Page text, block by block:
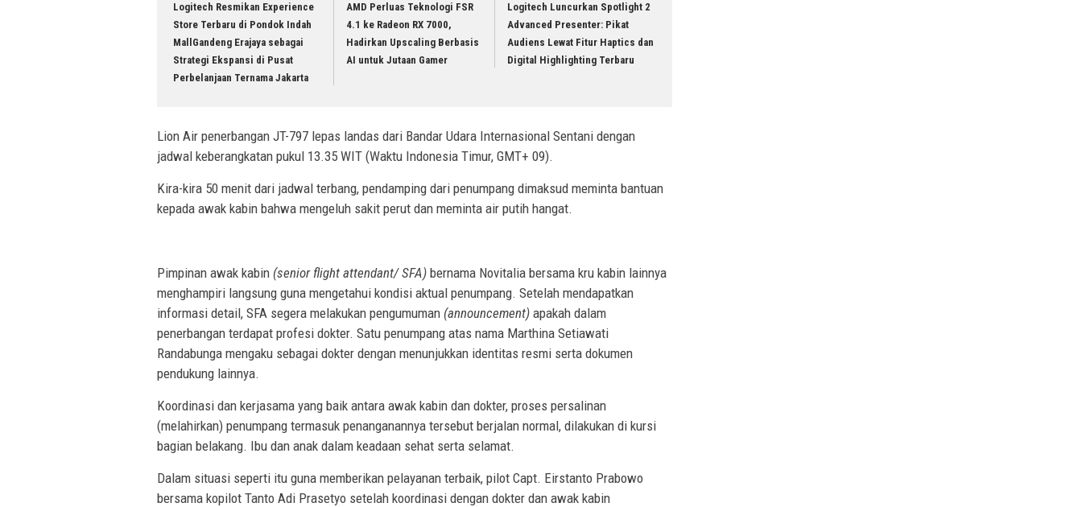
Logitech Resmikan Experience
Store Terbaru di Pondok Indah
MallGandeng Erajaya sebagai
Strategi Ekspansi di Pusat
Perbelanjaan Ternama Jakarta
AMD Perluas Teknologi FSR
4.1 ke Radeon RX 7000,
Hadirkan Upscaling Berbasis
AI untuk Jutaan Gamer
Logitech Luncurkan Spotlight 2
Advanced Presenter: Pikat
Audiens Lewat Fitur Haptics dan
Digital Highlighting Terbaru
Lion Air penerbangan JT-797 lepas landas dari Bandar Udara Internasional Sentani dengan
jadwal keberangkatan pukul 13.35 WIT (Waktu Indonesia Timur, GMT+ 09).
Kira-kira 50 menit dari jadwal terbang, pendamping dari penumpang dimaksud meminta bantuan
kepada awak kabin bahwa mengeluh sakit perut dan meminta air putih hangat.
Pimpinan awak kabin (senior flight attendant/ SFA) bernama Novitalia bersama kru kabin lainnya
menghampiri langsung guna mengetahui kondisi aktual penumpang. Setelah mendapatkan
informasi detail, SFA segera melakukan pengumuman (announcement) apakah dalam
penerbangan terdapat profesi dokter. Satu penumpang atas nama Marthina Setiawati
Randabunga mengaku sebagai dokter dengan menunjukkan identitas resmi serta dokumen
pendukung lainnya.
Koordinasi dan kerjasama yang baik antara awak kabin dan dokter, proses persalinan
(melahirkan) penumpang termasuk penanganannya tersebut berjalan normal, dilakukan di kursi
bagian belakang. Ibu dan anak dalam keadaan sehat serta selamat.
Dalam situasi seperti itu guna memberikan pelayanan terbaik, pilot Capt. Eirstanto Prabowo
bersama kopilot Tanto Adi Prasetyo setelah koordinasi dengan dokter dan awak kabin